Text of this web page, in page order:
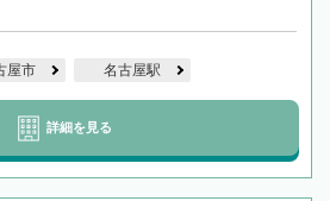
屋市 名古屋駅
詳細を見る